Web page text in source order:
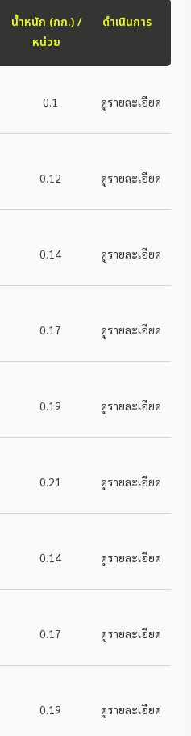
น้ำหนัก (กก.) /
หน่วย
ดำเนินการ
0.1 ดูรายละเอียด
0.12 ดูรายละเอียด
0.14 ดูรายละเอียด
0.17 ดูรายละเอียด
0.19 ดูรายละเอียด
0.21 ดูรายละเอียด
0.14 ดูรายละเอียด
0.17 ดูรายละเอียด
0.19 ดูรายละเอียด